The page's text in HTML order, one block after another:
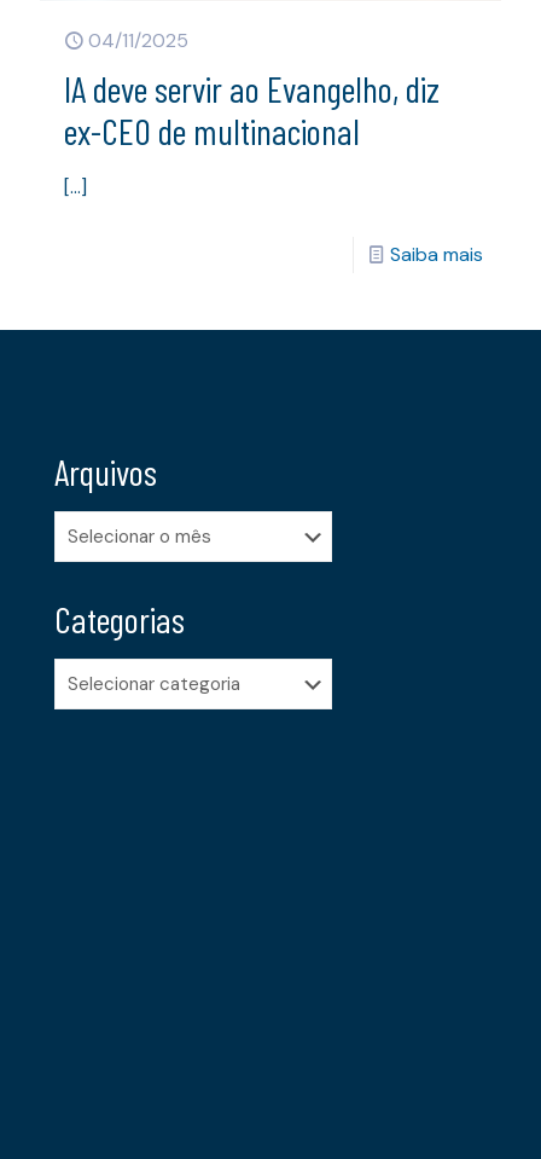
04/11/2025
IA deve servir ao Evangelho, diz
ex-CEO de multinacional
[…]
Saiba mais
Arquivos
Arquivos
Categorias
Categorias